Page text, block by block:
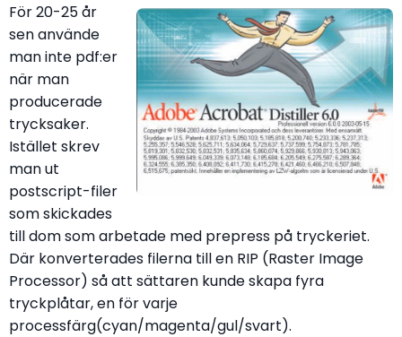
För 20-25 år
sen använde
man inte pdf:er
när man
producerade
trycksaker.
Istället skrev
man ut
postscript-filer
som skickades
till dom som arbetade med prepress på tryckeriet.
Där konverterades filerna till en RIP (Raster Image
Processor) så att sättaren kunde skapa fyra
tryckplåtar, en för varje
processfärg(cyan/magenta/gul/svart).